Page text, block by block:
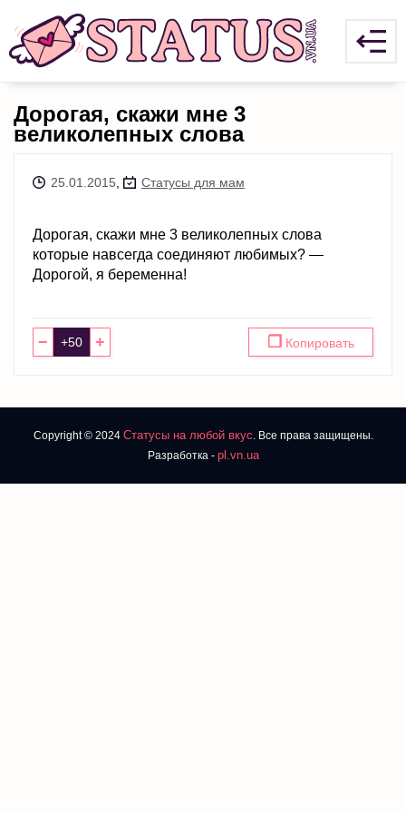
Дорогая, скажи мне 3
великолепных слова
25.01.2015 Статусы для мам
Дорогая, скажи мне 3 великолепных слова
которые навсегда соединяют любимых? —
Дорогой, я беременна!
− + ❐ Копировать
Copyright © 2024 Статусы на любой вкус. Все права защищены.
Разработка - pl.vn.ua